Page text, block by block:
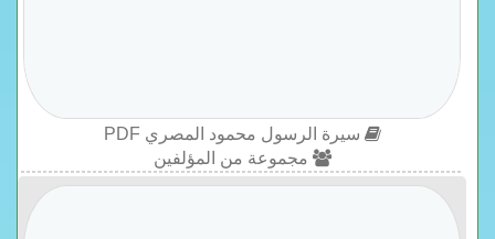
سيرة الرسول محمود المصري PDF
مجموعة من المؤلفين